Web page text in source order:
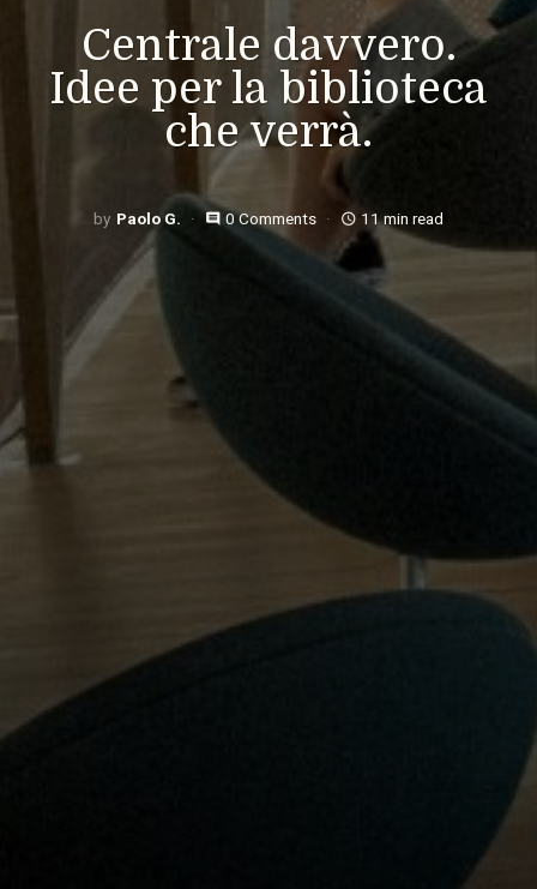
Centrale davvero.
Idee per la biblioteca
che verrà.
Paolo G. comment 0 Comments access_time 11 min read